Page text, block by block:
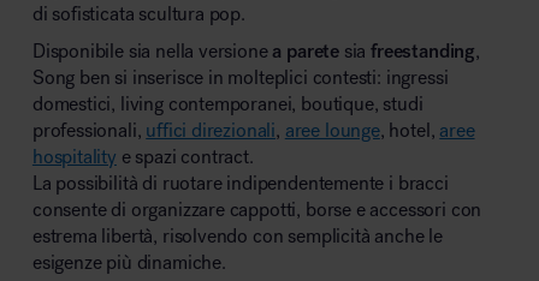
di sofisticata scultura pop.
Disponibile sia nella versione a parete siafreestanding,
Song ben si inserisce in molteplici contesti: ingressi
domestici, living contemporanei, boutique, studi
professionali, uffici direzionali, aree lounge, hotel, aree
hospitality e spazi contract.
La possibilità di ruotare indipendentemente i bracci
consente di organizzare cappotti, borse e accessori con
estrema libertà, risolvendo con semplicità anche le
esigenze più dinamiche.